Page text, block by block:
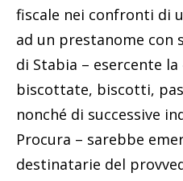
fiscale nei confronti di
ad un prestanome con
di Stabia – esercente
biscottate, biscotti,
nonché di successive
Procura – sarebbe
destinatarie del